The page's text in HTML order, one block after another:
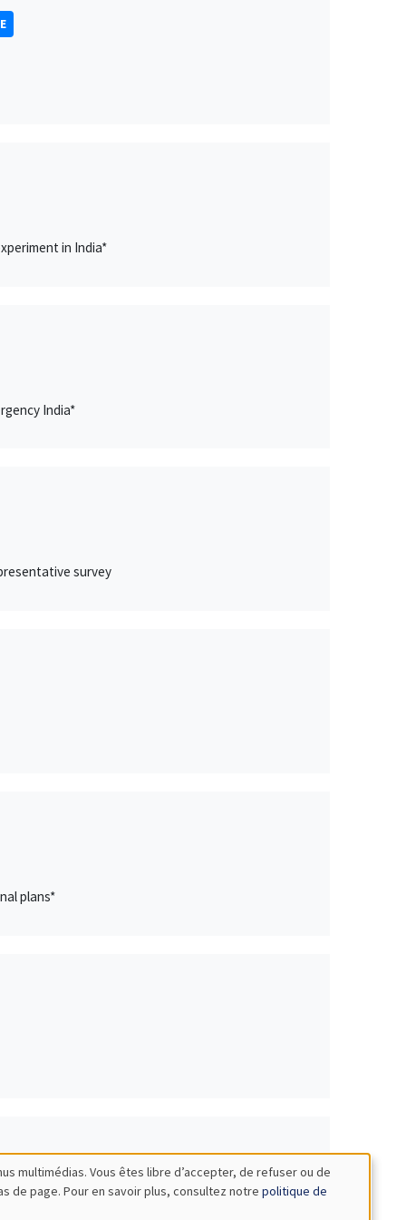
in India*
India*
survey
plans*
multimédias. Vous êtes libre d’accepter, de refuser ou de
de page. Pour en savoir plus, consultez notre politique de